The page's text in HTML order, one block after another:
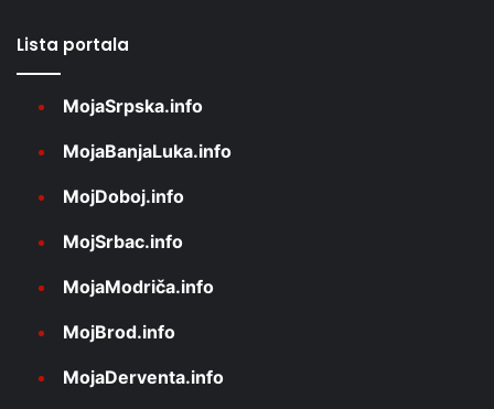
Lista portala
MojaSrpska.info
MojaBanjaLuka.info
MojDoboj.info
MojSrbac.info
MojaModriča.info
MojBrod.info
MojaDerventa.info